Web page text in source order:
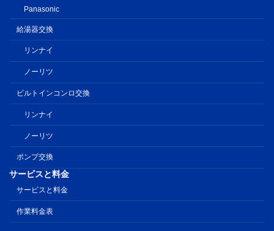
Panasonic
給湯器交換
リンナイ
ノーリツ
ビルトインコンロ交換
リンナイ
ノーリツ
ポンプ交換
サービスと料金
サービスと料金
作業料金表